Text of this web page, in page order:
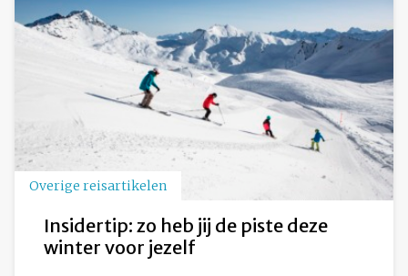
Overige reisartikelen
Insidertip: zo heb jij de piste deze
winter voor jezelf